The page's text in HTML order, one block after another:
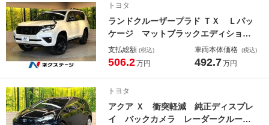
トヨタ
ランドクルーザープラド ＴＸ Ｌパッ
ケージ マットブラックエディショ
ン ４ＷＤ ７人乗り サンルーフ
バックカメラ 衝突軽減 レーダーク
コン ドラレコ コーナーセンサー
スマートキー ＬＥＤヘッド ＥＴＣ
支払総額 (税込)
506.2万円
車両本体価格 (税込)
492.7万円
トヨタ
アクア Ｘ 衝突軽減 純正ディスプレ
イ バックカメラ レーダークルー